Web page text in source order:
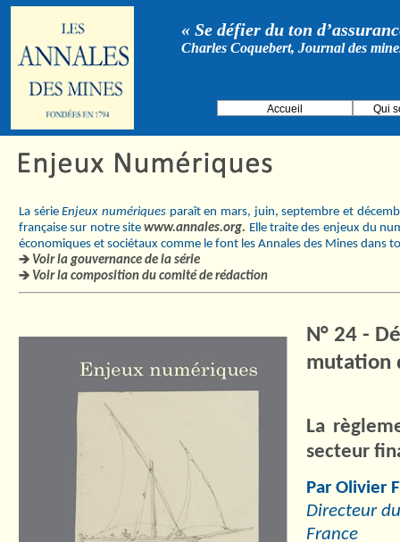
« Se défier du ton
Charles Coquebert, Journal des
Accueil Qui
La sérieEnjeux numériques paraît en mars, juin, septembre et
française sur notre sitewww.annales.org. Elle traite des enjeux du
économiques et sociétaux comme le font les Annales des Mines dans
Voir la gouvernance de la série
Voir la composition du comité de rédaction
N° 24 -
mutation
La
secteur
Par Olivier
Directeur
France